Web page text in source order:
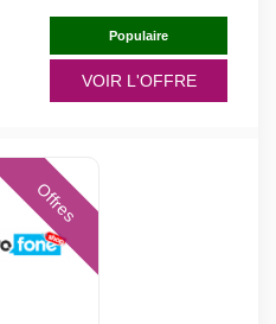
Populaire
VOIR L'OFFRE
Offres